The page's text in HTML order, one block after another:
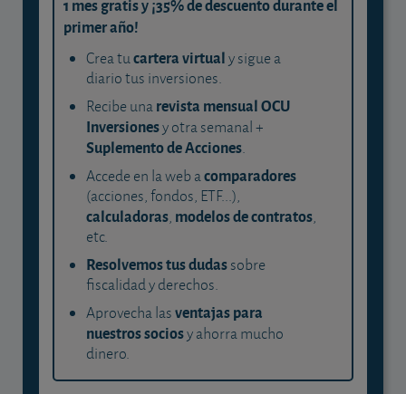
1 mes gratis y ¡35% de descuento durante el
primer año!
Crea tucartera virtualy sigue a
diario tus inversiones.
Recibe unarevista mensual OCU
Inversionesy otra semanal +
Suplemento de Acciones.
Accede en la web acomparadores
(acciones, fondos, ETF...),
calculadoras, modelos de contratos,
etc.
Resolvemos tus dudassobre
fiscalidad y derechos.
Aprovecha lasventajas para
nuestros sociosy ahorra mucho
dinero.